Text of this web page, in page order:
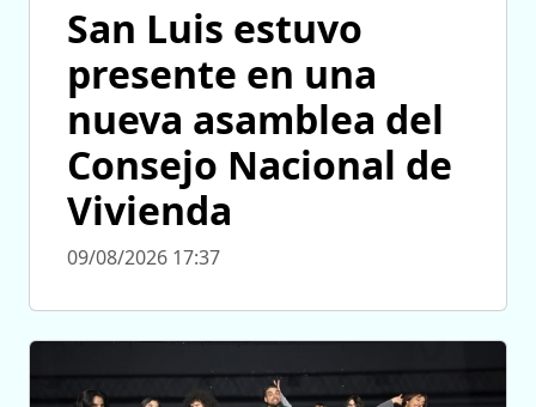
San Luis estuvo
presente en una
nueva asamblea del
Consejo Nacional de
Vivienda
09/08/2026 17:37